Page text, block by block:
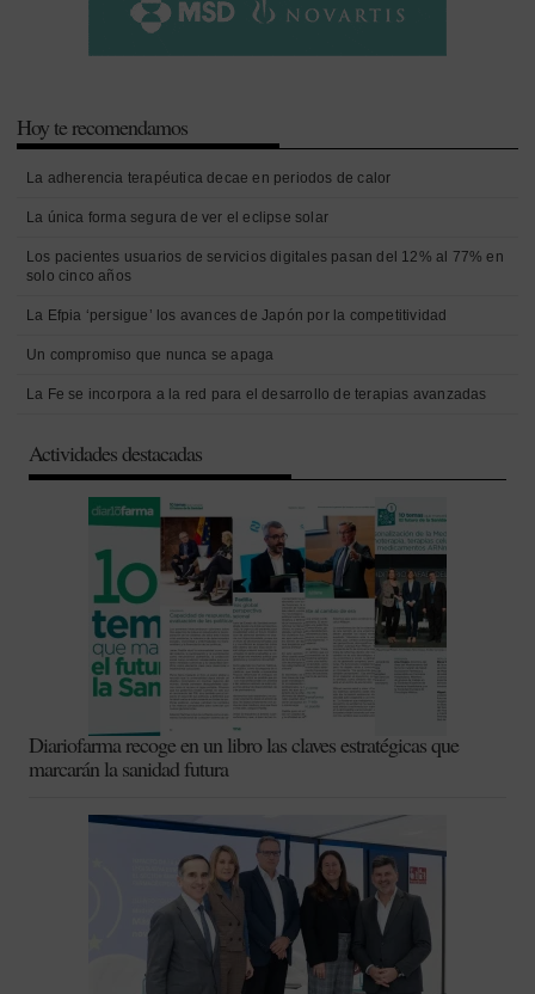
Hoy te recomendamos
La adherencia terapéutica decae en periodos de calor
La única forma segura de ver el eclipse solar
Los pacientes usuarios de servicios digitales pasan del 12% al 77% en
solo cinco años
La Efpia ‘persigue’ los avances de Japón por la competitividad
Un compromiso que nunca se apaga
La Fe se incorpora a la red para el desarrollo de terapias avanzadas
Actividades destacadas
Diariofarma recoge en un libro las claves estratégicas que
marcarán la sanidad futura